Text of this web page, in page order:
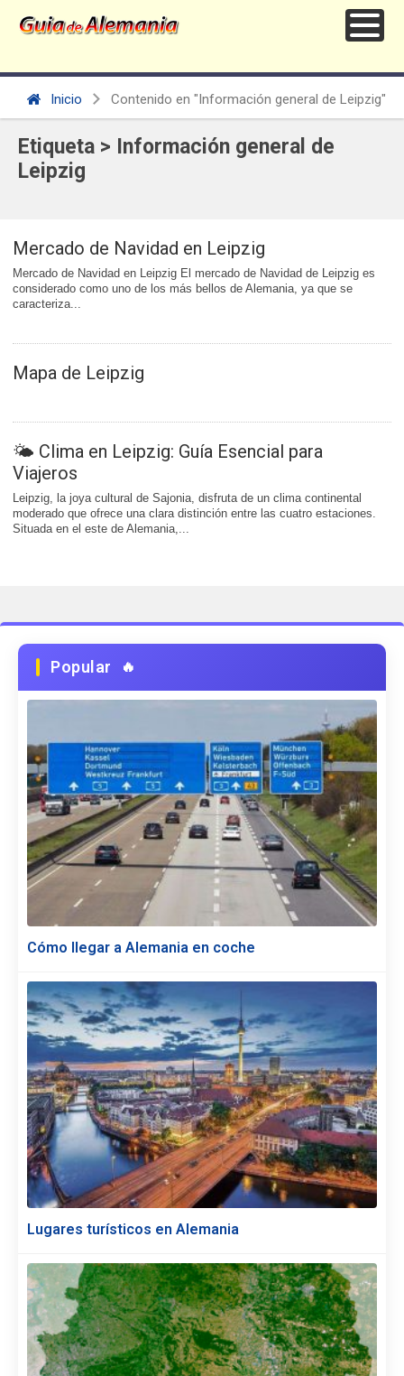
Inicio Contenido en "Información general de Leipzig"
Etiqueta > Información general de
Leipzig
Mercado de Navidad en Leipzig
Mercado de Navidad en Leipzig El mercado de Navidad de Leipzig es
considerado como uno de los más bellos de Alemania, ya que se
caracteriza...
Mapa de Leipzig
🌤️ Clima en Leipzig: Guía Esencial para
Viajeros
Leipzig, la joya cultural de Sajonia, disfruta de un clima continental
moderado que ofrece una clara distinción entre las cuatro estaciones.
Situada en el este de Alemania,...
Popular
Cómo llegar a Alemania en coche
Lugares turísticos en Alemania